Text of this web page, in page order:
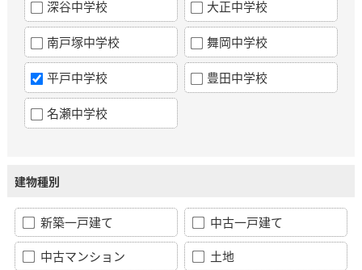
深谷中学校 大正中学校
南戸塚中学校 舞岡中学校
平戸中学校 豊田中学校
名瀬中学校
建物種別
新築一戸建て
中古一戸建て
中古マンション
土地